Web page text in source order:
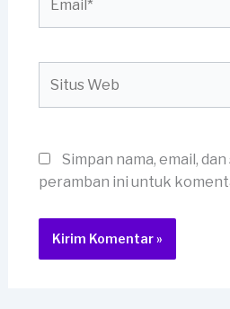
Web
Simpan nama, email,
peramban ini untuk